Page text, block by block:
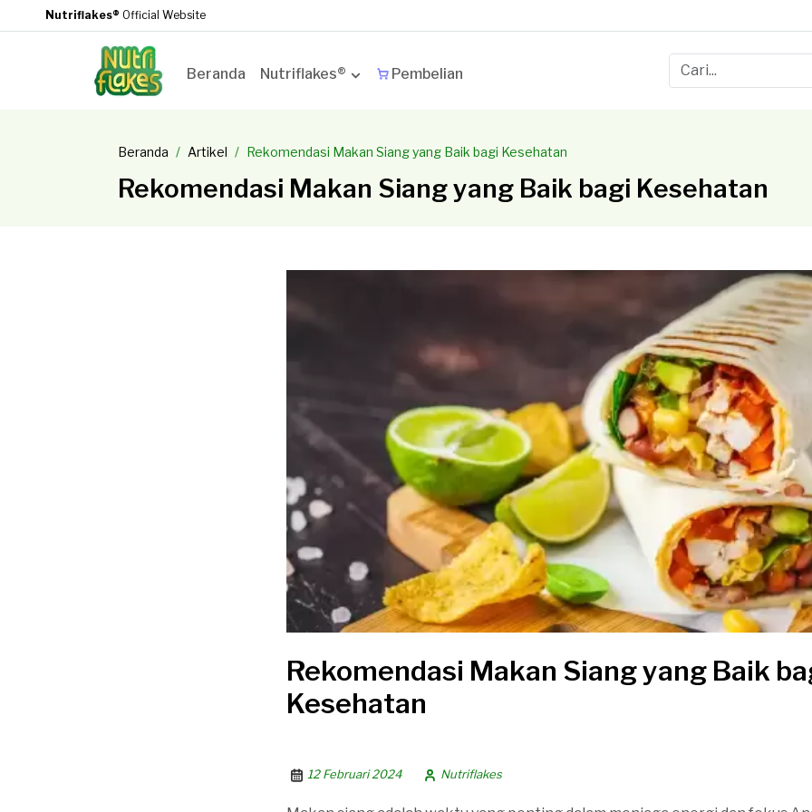
Nutriflakes® Official Website
Beranda Nutriflakes® Pembelian
Beranda Artikel Rekomendasi Makan Siang yang Baik bagi Kesehatan
Rekomendasi Makan Siang yang Baik bagi Kesehatan
Rekomendasi Makan Siang yang Baik
Kesehatan
12 Februari 2024 Nutriflakes